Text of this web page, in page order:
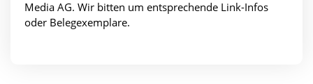
Media AG. Wir bitten um ent­spre­chen­de Link-Infos
oder Belegexemplare.